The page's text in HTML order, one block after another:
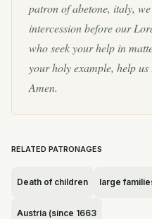
patron of abetone, italy,
intercession before our
who seek your help in
your holy example, help
Amen.
RELATED PATRONAGES
Death of children large
Austria (since 1663